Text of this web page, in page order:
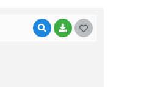
VISUALIZAR
BAIXAR